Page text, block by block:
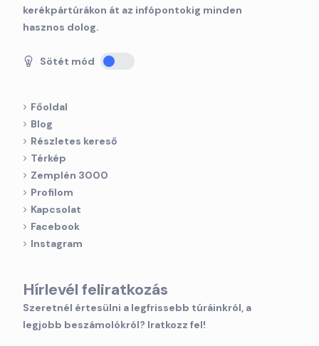
kerékpártúrákon át az infópontokig minden
hasznos dolog.
Sötét mód
Főoldal
Blog
Részletes kereső
Térkép
Zemplén 3000
Profilom
Kapcsolat
Facebook
Instagram
Hírlevél feliratkozás
Szeretnél értesülni a legfrissebb túráinkról, a
legjobb beszámolókról? Iratkozz fel!